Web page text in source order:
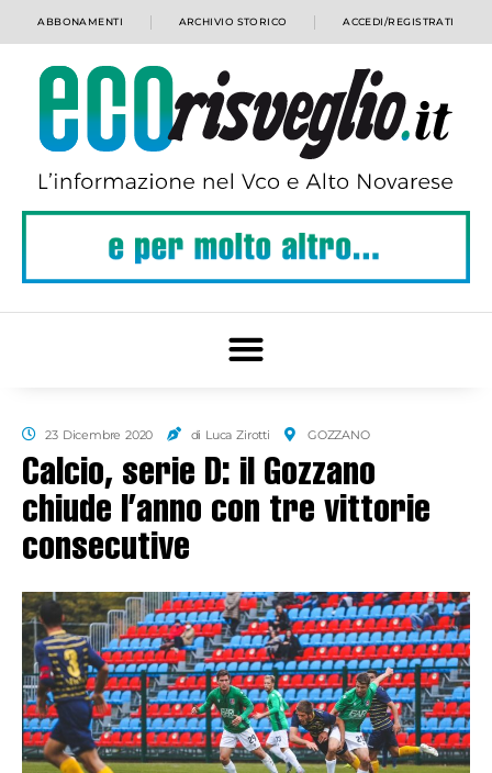
ABBONAMENTI ARCHIVIO STORICO ACCEDI/REGISTRATI
23 Dicembre 2020 di Luca Zirotti GOZZANO
Calcio, serie D: il Gozzano
chiude l’anno con tre vittorie
consecutive